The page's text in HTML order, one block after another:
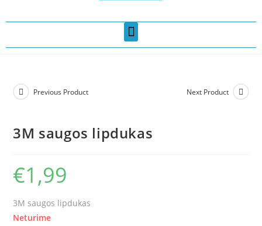
Previous Product Next Product
3M saugos lipdukas
€1,99
3M saugos lipdukas
Neturime